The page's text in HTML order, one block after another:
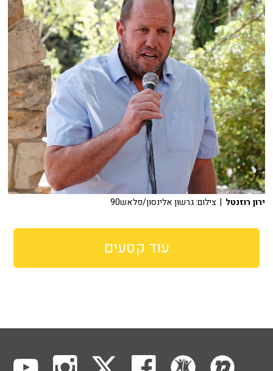
ירון רוזנטל | צילום: גרשון אלינסון/פלאש90
עוד קטעים